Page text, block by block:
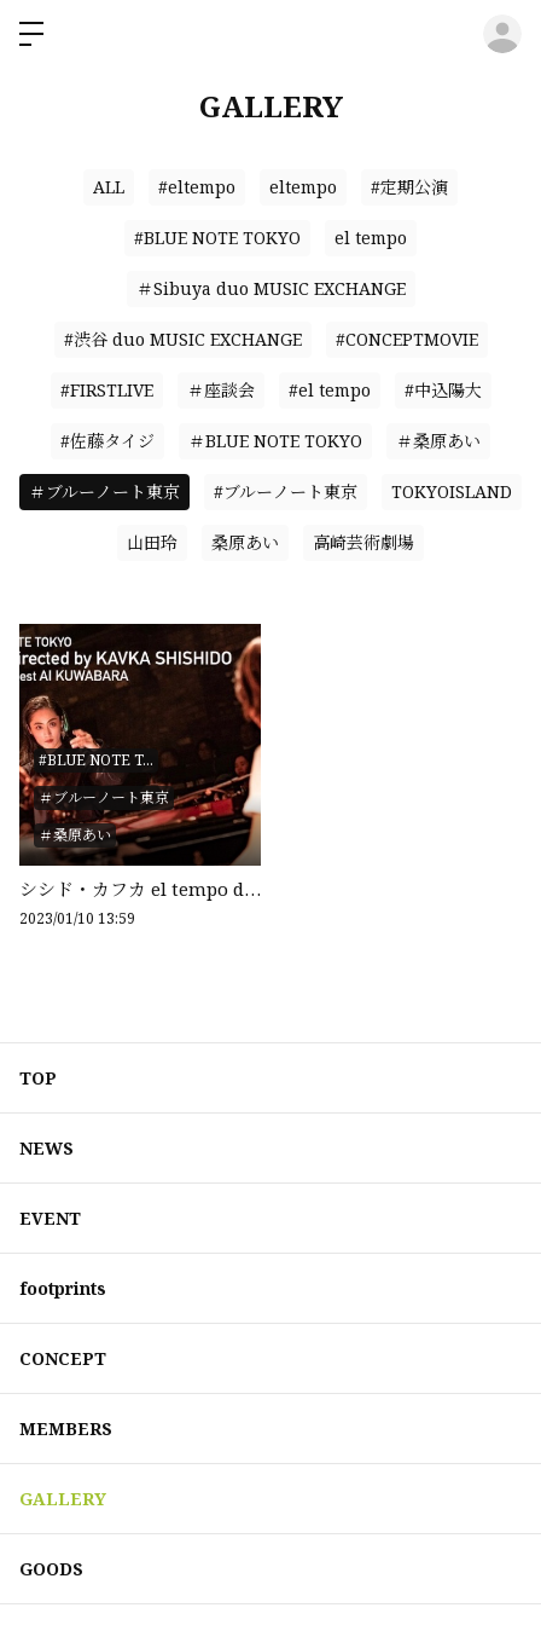
GALLERY
ALL #eltempo eltempo #定期公演
#BLUE NOTE TOKYO el tempo
＃Sibuya duo MUSIC EXCHANGE
#渋谷 duo MUSIC EXCHANGE #CONCEPTMOVIE
#FIRSTLIVE ＃座談会 #el tempo #中込陽大
#佐藤タイジ ＃BLUE NOTE TOKYO ＃桑原あい
＃ブルーノート東京 #ブルーノート東京 TOKYOISLAND
山田玲 桑原あい 高崎芸術劇場
#BLUE NOTE T...
＃ブルーノート東京
＃桑原あい
シシド・カフカ el tempo directed by KAVKA SHISHIDO with AI KUWABARA " BLUE NOTE TOKYO Live Streaming 2021
2023/01/10 13:59
TOP
NEWS
EVENT
footprints
CONCEPT
MEMBERS
GALLERY
GOODS